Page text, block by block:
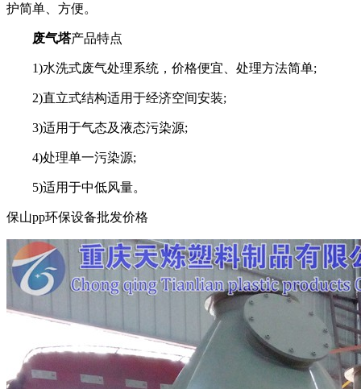
护简单、方便。
废气塔产品特点
1)水洗式废气处理系统，价格便宜、处理方法简单;
2)直立式结构适用于经济空间安装;
3)适用于气态及液态污染源;
4)处理单一污染源;
5)适用于中低风量。
保山pp环保设备批发价格